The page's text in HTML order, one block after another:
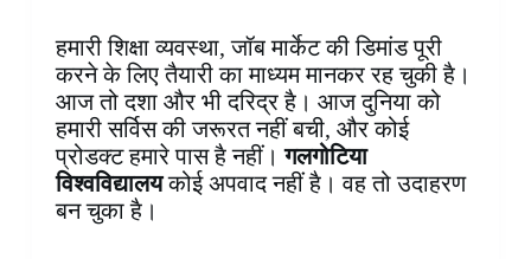
हमारी शिक्षा व्यवस्था, जॉब मार्केट की डिमांड पूरी
करने के लिए तैयारी का माध्यम मानकर रह चुकी है।
आज तो दशा और भी दरिद्र है। आज दुनिया को
हमारी सर्विस की जरूरत नहीं बची, और कोई
प्रोडक्ट हमारे पास है नहीं।गलगोटिया
विश्वविद्यालयकोई अपवाद नहीं है। वह तो उदाहरण
बन चुका है।